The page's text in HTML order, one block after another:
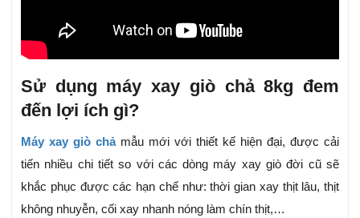
Sử dụng máy xay giò chả 8kg đem
đến lợi ích gì?
Máy xay giò chảmẫu mới với thiết kế hiện đại, được cải
tiến nhiều chi tiết so với các dòng máy xay giò đời cũ sẽ
khắc phục được các hạn chế như: thời gian xay thịt lâu, thịt
không nhuyễn, cối xay nhanh nóng làm chín thịt,…